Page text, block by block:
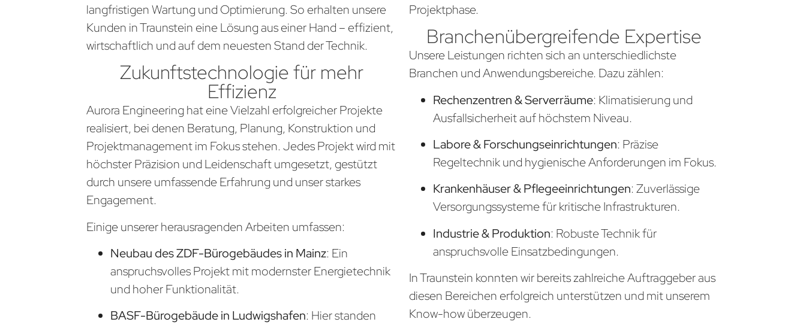
langfristigen Wartung und Optimierung. So erhalten unsere
Kunden in Traunstein eine Lösung aus einer Hand – effizient,
wirtschaftlich und auf dem neuesten Stand der Technik.
Zukunftstechnologie für mehr
Effizienz
Aurora Engineering hat eine Vielzahl erfolgreicher Projekte
realisiert, bei denen Beratung, Planung, Konstruktion und
Projektmanagement im Fokus stehen. Jedes Projekt wird mit
höchster Präzision und Leidenschaft umgesetzt, gestützt
durch unsere umfassende Erfahrung und unser starkes
Engagement.
Einige unserer herausragenden Arbeiten umfassen:
Neubau des ZDF-Bürogebäudes in Mainz: Ein
anspruchsvolles Projekt mit modernster Energietechnik
und hoher Funktionalität.
BASF-Bürogebäude in Ludwigshafen: Hier standen
Projektphase.
Branchenübergreifende Expertise
Unsere Leistungen richten sich an unterschiedlichste
Branchen und Anwendungsbereiche. Dazu zählen:
Rechenzentren & Serverräume: Klimatisierung und
Ausfallsicherheit auf höchstem Niveau.
Labore & Forschungseinrichtungen: Präzise
Regeltechnik und hygienische Anforderungen im Fokus.
Krankenhäuser & Pflegeeinrichtungen: Zuverlässige
Versorgungssysteme für kritische Infrastrukturen.
Industrie & Produktion: Robuste Technik für
anspruchsvolle Einsatzbedingungen.
In Traunstein konnten wir bereits zahlreiche Auftraggeber aus
diesen Bereichen erfolgreich unterstützen und mit unserem
Know-how überzeugen.